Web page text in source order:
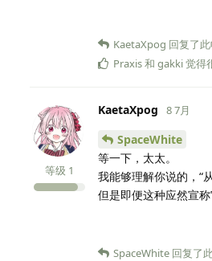
KaetaXpog 回复了
Praxis和 gakki觉得
KaetaXpog
等级 1
8 7月
SpaceWhite
等一下，太太。
我能够理解你说的，“
但是即便这种应然宣
SpaceWhite 回复了